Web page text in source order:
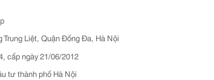
Trung Liệt, Quận Đống Đa, Hà Nội
cấp ngày 21/06/2012
tư thành phố Hà Nội